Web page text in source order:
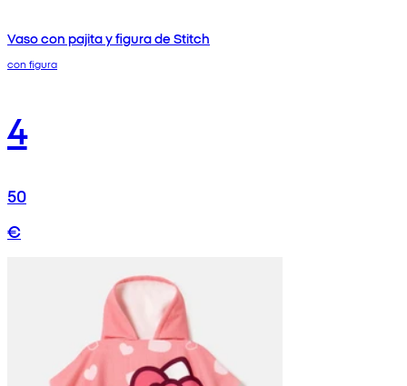
Vaso con pajita y figura de Stitch
con figura
4
50
€